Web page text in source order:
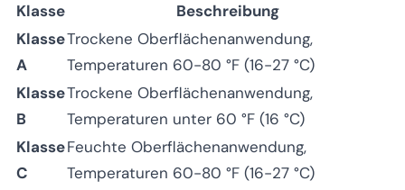
Klasse
Beschreibung
Klasse
A
Trockene Oberflächenanwendung,
Temperaturen 60-80 °F (16-27 °C)
Klasse
B
Trockene Oberflächenanwendung,
Temperaturen unter 60 °F (16 °C)
Klasse
C
Feuchte Oberflächenanwendung,
Temperaturen 60-80 °F (16-27 °C)